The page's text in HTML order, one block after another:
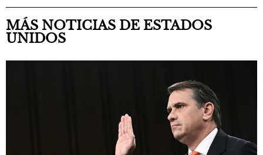
MÁS NOTICIAS DE ESTADOS
UNIDOS